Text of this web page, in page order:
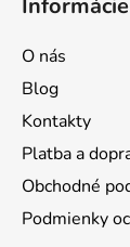
O nás
Blog
Kontakty
Platba a
Obchodné
Podmienky